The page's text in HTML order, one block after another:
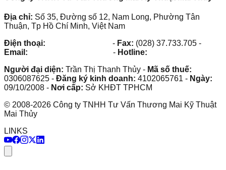
Địa chỉ: Số 35, Đường số 12, Nam Long, Phường Tân
Thuận, Tp Hồ Chí Minh, Việt Nam
Điện thoại:
- Fax: (028) 37.733.705 -
Email:
- Hotline:
Người đại diện: Trần Thị Thanh Thủy - Mã số thuế:
0306087625 - Đăng ký kinh doanh: 4102065761 - Ngày:
09/10/2008 - Nơi cấp: Sở KHĐT TPHCM
© 2008-2026 Công ty TNHH Tư Vấn Thương Mai Kỹ Thuật
Mai Thủy
LINKS